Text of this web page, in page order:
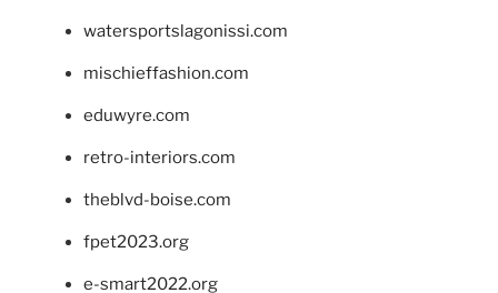
watersportslagonissi.com
mischieffashion.com
eduwyre.com
retro-interiors.com
theblvd-boise.com
fpet2023.org
e-smart2022.org